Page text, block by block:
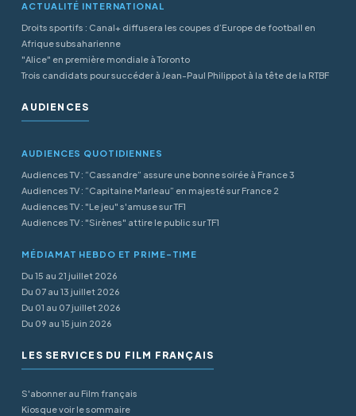
ACTUALITÉ INTERNATIONAL
Droits sportifs : Canal+ diffusera les coupes d’Europe de football en
Afrique subsaharienne
"Alice" en première mondiale à Toronto
Trois candidats pour succéder à Jean-Paul Philippot à la tête de la RTBF
AUDIENCES
AUDIENCES QUOTIDIENNES
Audiences TV : “Cassandre” assure une bonne soirée à France 3
Audiences TV : “Capitaine Marleau” en majesté sur France 2
Audiences TV : "Le jeu" s'amuse sur TF1
Audiences TV : "Sirènes" attire le public sur TF1
MÉDIAMAT HEBDO ET PRIME-TIME
Du 15 au 21 juillet 2026
Du 07 au 13 juillet 2026
Du 01 au 07 juillet 2026
Du 09 au 15 juin 2026
LES SERVICES DU FILM FRANÇAIS
S'abonner au Film français
Kiosque voir le sommaire